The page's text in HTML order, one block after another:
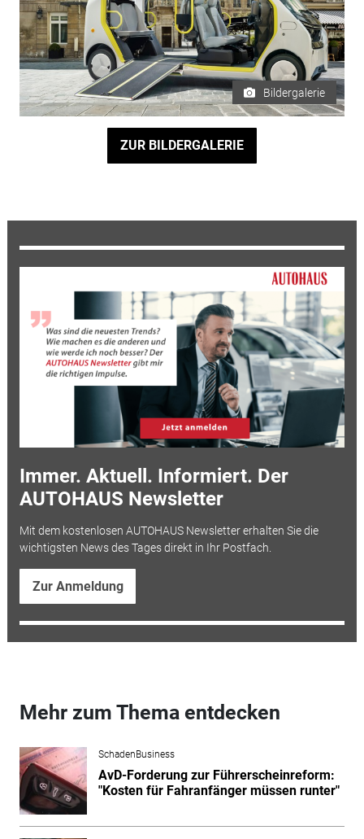
Bildergalerie
ZUR BILDERGALERIE
Immer. Aktuell. Informiert. Der
AUTOHAUS Newsletter
Mit dem kostenlosen AUTOHAUS Newsletter erhalten Sie die
wichtigsten News des Tages direkt in Ihr Postfach.
Zur Anmeldung
Mehr zum Thema entdecken
SchadenBusiness
AvD-Forderung zur Führerscheinreform:
"Kosten für Fahranfänger müssen runter"